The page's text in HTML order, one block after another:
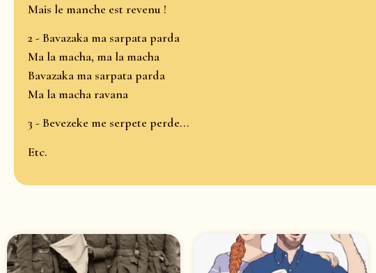
Mais le manche est revenu !
2 - Bavazaka ma sarpata parda
Ma la macha, ma la macha
Bavazaka ma sarpata parda
Ma la macha ravana
3 - Bevezeke me serpete perde...
Etc.